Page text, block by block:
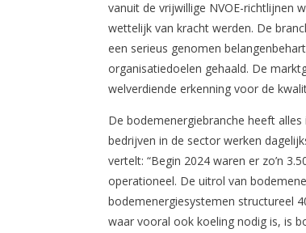
vanuit de vrijwillige NVOE-richtlijnen
wettelijk van kracht werden. De
een serieus genomen
organisatiedoelen gehaald. De
welverdiende erkenning voor de
De bodemenergiebranche heeft
bedrijven in de sector werken
vertelt: “Begin 2024 waren er zo’n
operationeel. De uitrol van
bodemenergiesystemen structureel
waar vooral ook koeling nodig is, is